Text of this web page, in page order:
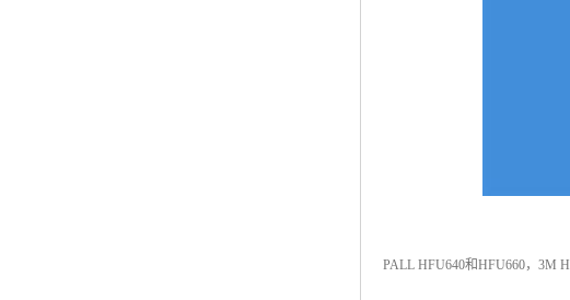
PALL HFU640和HFU660，3M